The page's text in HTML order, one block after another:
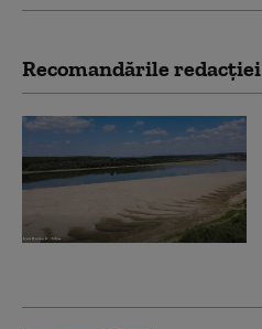
Recomandările redacţiei